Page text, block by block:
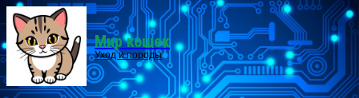
Menu
Мир кошек
Уход и породы